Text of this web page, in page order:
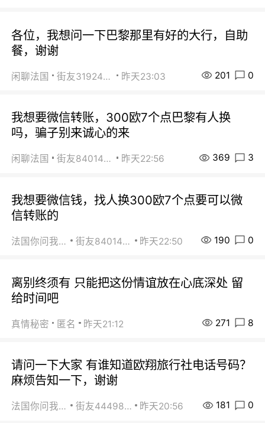
各位，我想问一下巴黎那里有好的大行，自助
餐，谢谢
闲聊法国 街友31924072 昨天23:03 201 0
我想要微信转账，300欧7个点巴黎有人换
吗，骗子别来诚心的来
闲聊法国 街友84014588 昨天22:56 369 3
我想要微信钱，找人换300欧7个点要可以微
信转账的
法国你问我答 街友84014588 昨天22:50 190 0
离别终须有 只能把这份情谊放在心底深处 留
给时间吧
真情秘密 匿名 昨天21:12 271 8
请问一下大家 有谁知道欧翔旅行社电话号码？
麻烦告知一下，谢谢
法国你问我答 街友44498484 昨天20:56 181 0